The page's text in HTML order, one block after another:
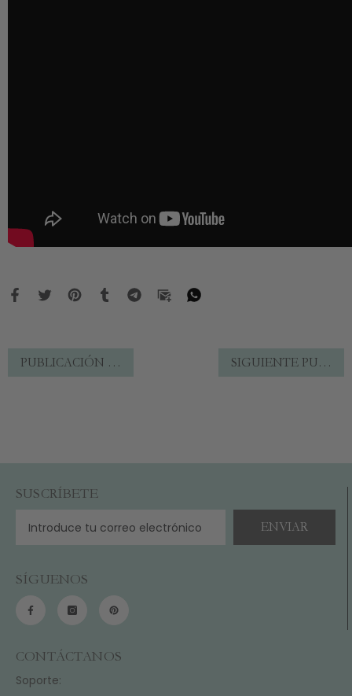
PUBLICACIÓN ANTERIOR SIGUIENTE PUBLICACIÓN
SUSCRÍBETE
ENVIAR
SÍGUENOS
CONTÁCTANOS
Soporte: